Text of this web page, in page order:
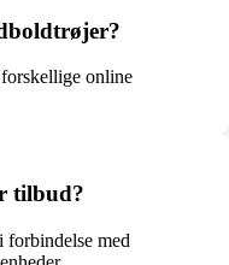
online
tilbud?
med